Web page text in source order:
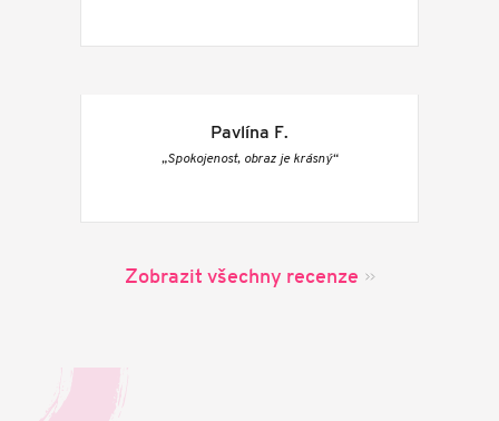
Pavlína F.
„Spokojenost, obraz je krásný“
Zobrazit všechny recenze